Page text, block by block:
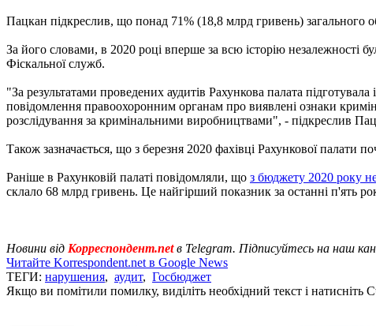
Пацкан підкреслив, що понад 71% (18,8 млрд гривень) загального
За його словами, в 2020 році вперше за всю історію незалежності
Фіскальної служб.
"За результатами проведених аудитів Рахункова палата
повідомлення правоохоронним органам про виявлені ознаки
розслідування за кримінальними виробництвами", - підкреслив
Також зазначається, що з березня 2020 фахівці Рахункової палати
Раніше в Рахунковій палаті повідомляли, що з бюджету 2020 року
склало 68 млрд гривень. Це найгірший показник за останні п'ять
Новини від Корреспондент.netв Telegram. Підписуйтесь на наш
Читайте Korrespondent.net в Google News
ТЕГИ: нарушения, аудит, Госбюджет
Якщо ви помітили помилку, виділіть необхідний текст і